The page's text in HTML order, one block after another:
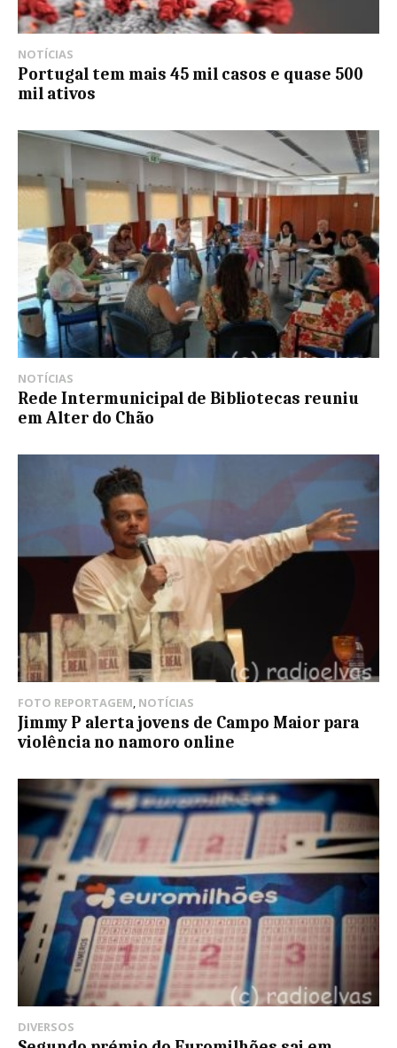
NOTÍCIAS
Portugal tem mais 45 mil casos e quase 500
mil ativos
NOTÍCIAS
Rede Intermunicipal de Bibliotecas reuniu
em Alter do Chão
FOTO REPORTAGEM, NOTÍCIAS
Jimmy P alerta jovens de Campo Maior para
violência no namoro online
DIVERSOS